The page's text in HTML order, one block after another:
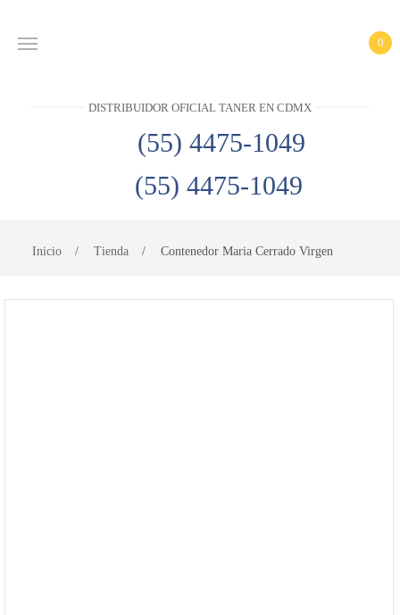
0
DISTRIBUIDOR OFICIAL TANER EN CDMX
(55) 4475-1049
(55) 4475-1049
PRODUCTOS
TANER EN
(55)
Inicio Tienda Contenedor Maria Cerrado Virgen